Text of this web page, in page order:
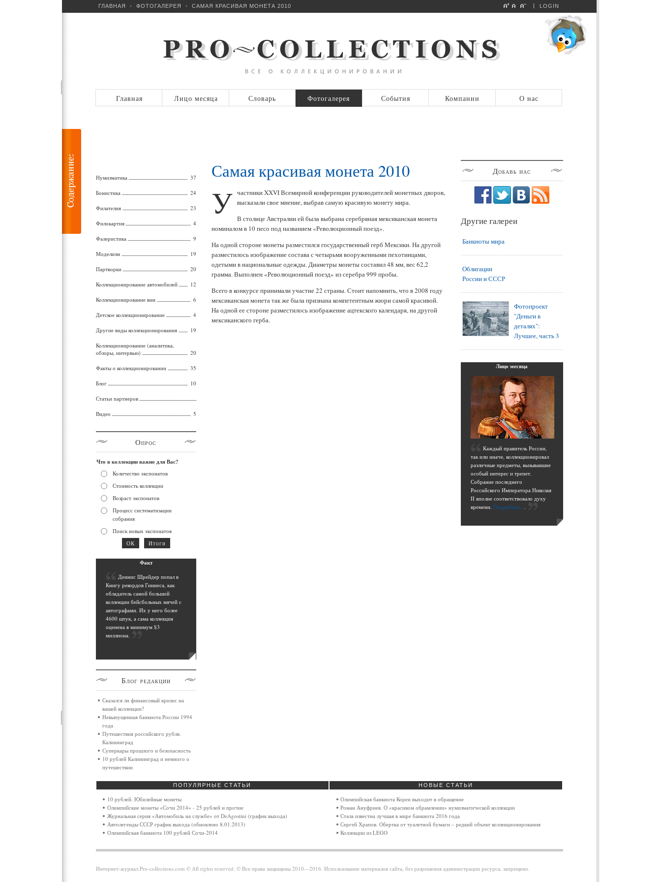
ГЛАВНАЯ ФОТОГАЛЕРЕЯ САМАЯ КРАСИВАЯ МОНЕТА 2010 LOGIN
Главная Лицо месяца Словарь Фотогалерея События Компании О нас
Самая красивая монета 2010
У частники XXVI Всемирной конференции руководителей монетных дворов,
высказали свое мнение, выбрав самую красивую монету мира.
В столице Австралии ей была выбрана серебряная мексиканская монета
номиналом в 10 песо под названием «Революционный поезд».
На одной стороне монеты разместился государственный герб Мексики. На другой
разместилось изображение состава с четырьмя вооруженными пехотинцами,
одетыми в национальные одежды. Диаметры монеты составил 48 мм, вес 62,2
грамма. Выполнен «Революционный поезд» из серебра 999 пробы.
Всего в конкурсе принимали участие 22 страны. Стоит напомнить, что в 2008 году
мексиканская монета так же была признана компетентным жюри самой красивой.
На одной ее стороне разместилось изображение ацтекского календаря, на другой
мексиканского герба.
Нумизматика 37
Бонистика 24
Филателия 23
Филокартия 4
Фалеристика 9
Моделизм 19
Партворки 20
Коллекционирование автомобилей 12
Коллекционирование вин 6
Детское коллекционирование 4
Другие виды коллекционирования 19
Коллекционирование (аналитика,
обзоры, интервью)
20
Факты о коллекционировании 35
Блог 10
Статьи партнеров
Видео 5
Опрос
Что в коллекции важно для Вас?
Количество экспонатов
Стоимость коллекции
Возраст экспонатов
Процесс систематизации
собрания
Поиск новых экспонатов
Факт
Деннис Шрейдер попал в
Книгу рекордов Гиннеса, как
обладатель самой большой
коллекции бейсбольных мячей с
автографами. Их у него более
4600 штук, а сама коллекция
оценена в минимум $3
миллиона.
Блог редакции
Сказался ли финансовый кризис на
вашей коллекции?
Невыпущенная банкнота России 1994
года
Путешествия российского рубля.
Калининград
Суперкары прошлого и безопасность
10 рублей Калининград и немного о
путешествии
Добавь нас
Другие галереи
Банкноты мира
Облигации
России и СССР
Фотопроект
"Деньги в
деталях":
Лучшее, часть 3
Лицо месяца
Каждый правитель России,
так или иначе, коллекционировал
различные предметы, вызывавшие
особый интерес и трепет.
Собрание последнего
Российского Императора Николая
II вполне соответствовало духу
времени. Подробнее...
ПОПУЛЯРНЫЕ СТАТЬИ
10 рублей. Юбилейные монеты
Олимпийские монеты «Сочи 2014» - 25 рублей и прочие
Журнальная серия «Автомобиль на службе» от DeAgostini (график выхода)
Автолегенды СССР график выхода (обновлено 8.01.2013)
Олимпийская банкнота 100 рублей Сочи-2014
НОВЫЕ СТАТЬИ
Олимпийская банкнота Кореи выходит в обращение
Роман Ануфриев. О «красивом обрамлении» нумизматической коллекции
Стала известна лучшая в мире банкнота 2016 года
Сергей Храпов. Обертка от туалетной бумаги – редкий объект коллекционирования
Коллекции из LEGO
Интернет-журнал Pro-collections.com © All rights reserved. © Все права защищены 2010—2016. Использование материалов сайта, без разрешения администрации ресурса, запрещено.